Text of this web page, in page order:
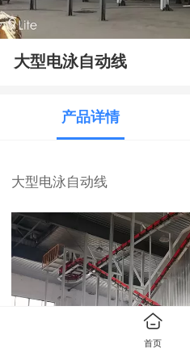
大型电泳自动线
产品详情
大型电泳自动线
首页